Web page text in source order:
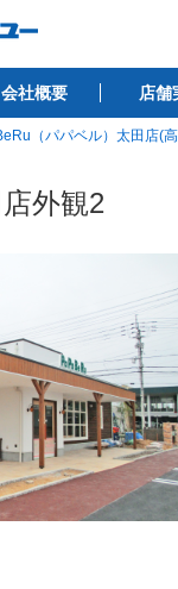
イユー
ート実績！！ ベ
会社概要 店舗
（パパベル）太田店(
外観2